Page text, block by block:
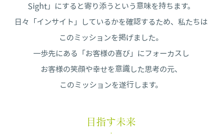
Sight」にすると寄り添うという意味を持ちます。
日々「インサイト」しているかを確認するため、私たちは
このミッションを掲げました。
一歩先にある「お客様の喜び」にフォーカスし
お客様の笑顔や幸せを意識した思考の元、
このミッションを遂行します。
目指す未来